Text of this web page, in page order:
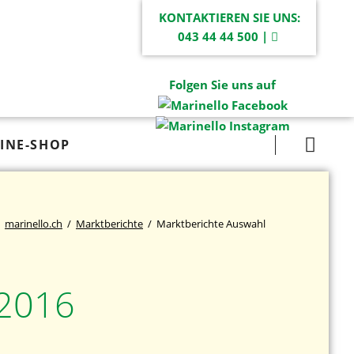
KONTAKTIEREN SIE UNS:
043 44 44 500 |
Folgen Sie uns auf
SHOP
marinello.ch Marktberichte Marktberichte Auswahl